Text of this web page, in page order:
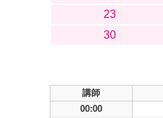
23
30
講師
00:00